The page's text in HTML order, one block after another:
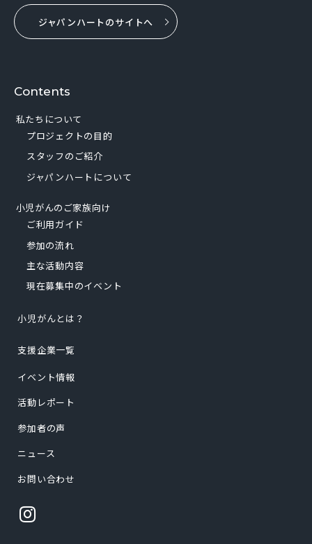
ジャパンハートのサイトへ
Contents
私たちについて
プロジェクトの目的
スタッフのご紹介
ジャパンハートについて
小児がんのご家族向け
ご利用ガイド
参加の流れ
主な活動内容
現在募集中のイベント
小児がんとは？
支援企業一覧
イベント情報
活動レポート
参加者の声
ニュース
お問い合わせ